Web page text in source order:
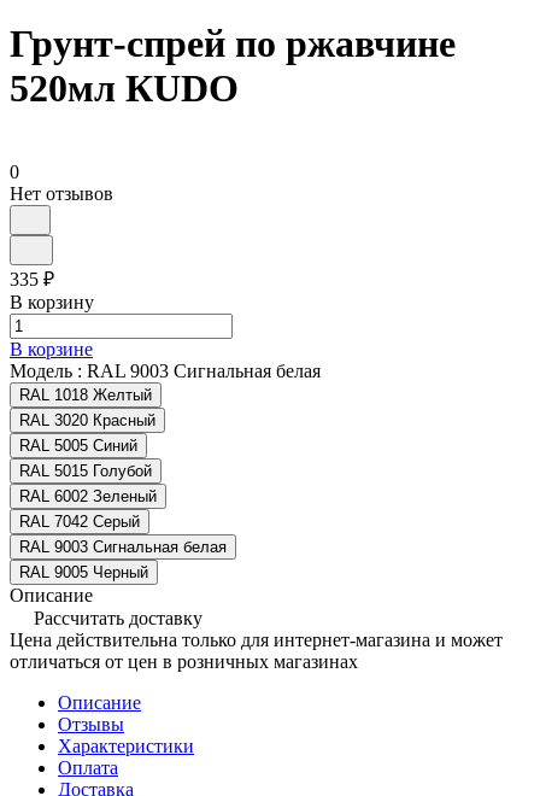
Грунт-спрей по ржавчине
520мл КUDO
0
Нет отзывов
335 ₽
В корзину
В корзине
Модель : RAL 9003 Сигнальная белая
RAL 1018 Желтый
RAL 3020 Красный
RAL 5005 Синий
RAL 5015 Голубой
RAL 6002 Зеленый
RAL 7042 Серый
RAL 9003 Сигнальная белая
RAL 9005 Черный
Описание
Рассчитать доставку
Цена действительна только для интернет-магазина и может
отличаться от цен в розничных магазинах
Описание
Отзывы
Характеристики
Оплата
Доставка